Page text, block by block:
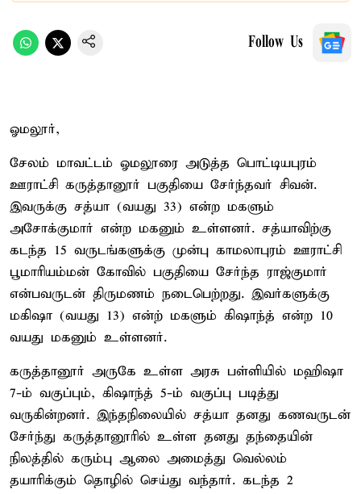
Follow Us
ஓமலூர்,
சேலம் மாவட்டம் ஓமலூரை அடுத்த பொட்டியபுரம்
ஊராட்சி கருத்தானூர் பகுதியை சேர்ந்தவர் சிவன்.
இவருக்கு சத்யா (வயது 33) என்ற மகளும்
அசோக்குமார் என்ற மகனும் உள்ளனர். சத்யாவிற்கு
கடந்த 15 வருடங்களுக்கு முன்பு காமலாபுரம் ஊராட்சி
பூமாரியம்மன் கோவில் பகுதியை சேர்ந்த ராஜ்குமார்
என்பவருடன் திருமணம் நடைபெற்றது. இவர்களுக்கு
மகிஷா (வயது 13) என்ற் மகளும் கிஷாந்த் என்ற 10
வயது மகனும் உள்ளனர்.
கருத்தானூர் அருகே உள்ள அரசு பள்ளியில் மஹிஷா
7-ம் வகுப்பும், கிஷாந்த் 5-ம் வகுப்பு படித்து
வருகின்றனர். இந்தநிலையில் சத்யா தனது கணவருடன்
சேர்ந்து கருத்தானூரில் உள்ள தனது தந்தையின்
நிலத்தில் கரும்பு ஆலை அமைத்து வெல்லம்
தயாரிக்கும் தொழில் செய்து வந்தார். கடந்த 2